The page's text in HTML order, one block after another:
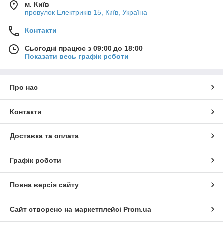
м. Київ
провулок Електриків 15, Київ, Україна
Контакти
Сьогодні працює з 09:00 до 18:00
Показати весь графік роботи
Про нас
Контакти
Доставка та оплата
Графік роботи
Повна версія сайту
Сайт створено на маркетплейсі Prom.ua